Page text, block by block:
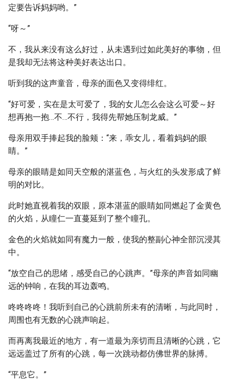
定要告诉妈妈哟。”
“呀～”
不，我从来没有这么好过，从未遇到过如此美好的事物，但
是我却无法将这种美好表达出口。
听到我的这声童音，母亲的面色又变得绯红。
“好可爱，实在是太可爱了，我的女儿怎么会这么可爱～好
想再抱一抱…不…不行，我得先帮她压制龙威。”
母亲用双手捧起我的脸颊：“来，乖女儿，看着妈妈的眼
睛。”
母亲的眼睛是如同天空般的湛蓝色，与火红的头发形成了鲜
明的对比。
此时她直视着我的双眼，原本湛蓝的眼睛如同燃起了金黄色
的火焰，从瞳仁一直蔓延到了整个瞳孔。
金色的火焰就如同有魔力一般，使我的整副心神全部沉浸其
中。
“放空自己的思绪，感受自己的心跳声。”母亲的声音如同幽
远的钟响，在我的耳边轰鸣。
咚咚咚咚！我听到自己的心跳前所未有的清晰，与此同时，
周围也有无数的心跳声响起。
而再离我最近的地方，有一道最为亲切而且清晰的心跳，它
远远盖过了所有的心跳，每一次跳动都仿佛世界的脉搏。
“平息它。”